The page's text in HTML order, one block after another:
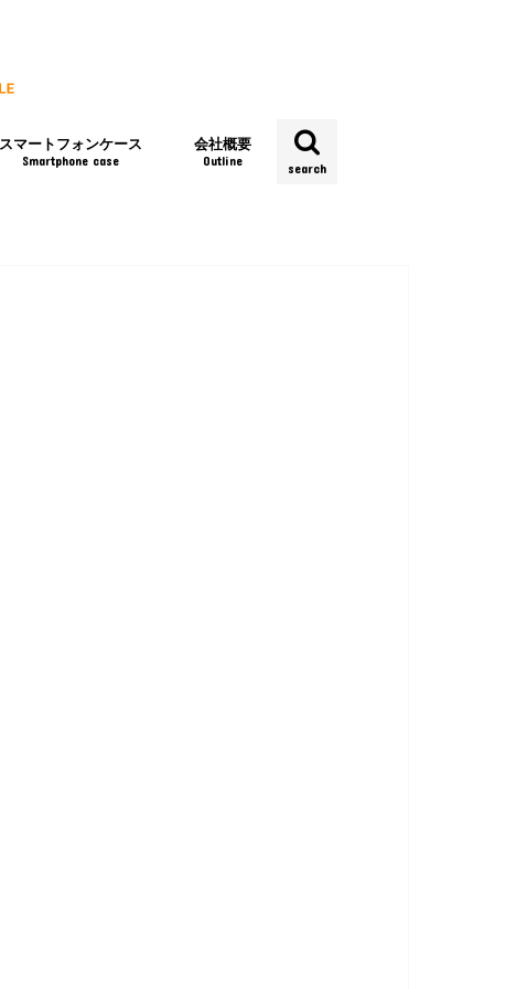
search
スマートフォンケース
Smartphone case
会社概要
Outline